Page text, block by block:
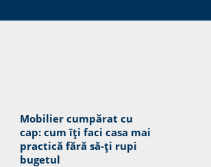
Mobilier cumpărat cu
cap: cum îți faci casa mai
practică fără să-ți rupi
bugetul